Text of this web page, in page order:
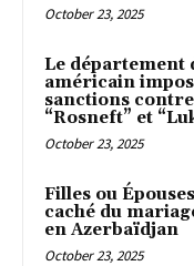
October 23, 2025
Le département
américain
sanctions contre
“Rosneft” et
October 23, 2025
Filles ou
caché du
en Azerbaïdjan
October 23, 2025